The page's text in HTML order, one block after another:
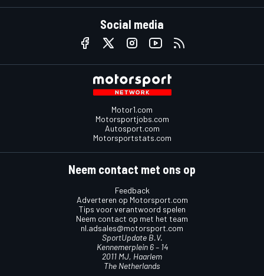
Social media
Motor1.com
Motorsportjobs.com
Autosport.com
Motorsportstats.com
Neem contact met ons op
Feedback
Adverteren op Motorsport.com
Tips voor verantwoord spelen
Neem contact op met het team
nl.adsales@motorsport.com
SportUpdate B.V.
Kennemerplein 6 – 14
2011 MJ, Haarlem
The Netherlands